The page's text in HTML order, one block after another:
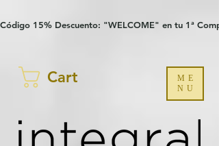
Código 15% Descuento: "WELCOME" en tu 1ª
Cart
ME
NU